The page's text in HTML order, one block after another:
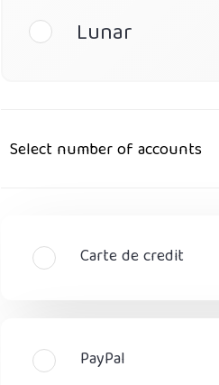
Lunar
Select number of accounts
Carte de credit
PayPal